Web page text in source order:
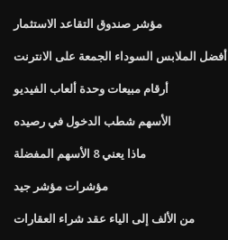
مؤشر صندوق التقاعد الاستثمار
أفضل الملابس السوداء الجمعة على الانترنت
أرقام مبيعات وحدة ألعاب الفيديو
الأسهم شطب الدخول في رصيده
ماذا يعني 8 الأسهم المفضلة
مؤشرات مؤشر جيد
من الألف إلى الياء عقد شراء العقارات